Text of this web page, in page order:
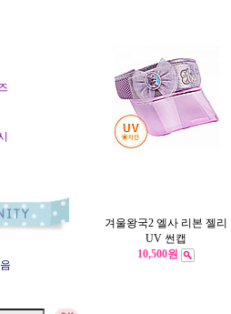
겨울왕국2 엘사 리본 젤리
UV 썬캡
10,500원